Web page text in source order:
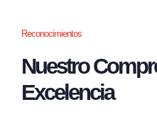
Reconocimientos
Nuestro
Excelencia